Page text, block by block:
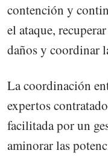
contención y
el ataque,
daños y coordinar
La coordinación
expertos
facilitada por un
aminorar las